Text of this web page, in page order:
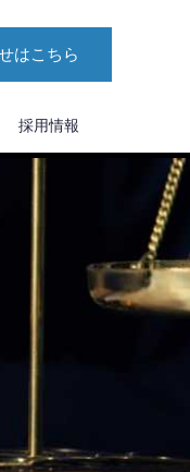
はこちら
採用情報